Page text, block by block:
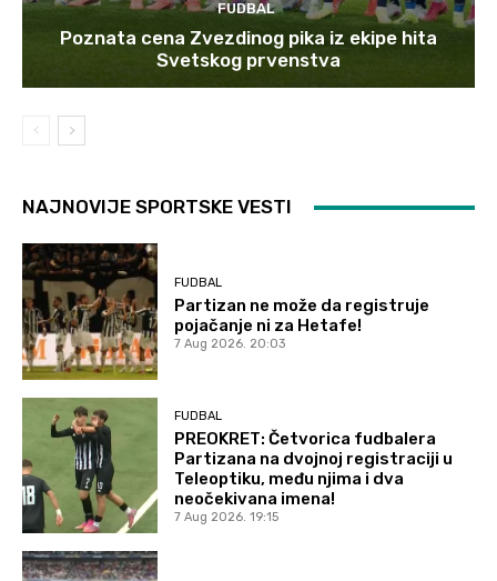
FUDBAL
Poznata cena Zvezdinog pika iz ekipe hita
Svetskog prvenstva
NAJNOVIJE SPORTSKE VESTI
FUDBAL
Partizan ne može da registruje
pojačanje ni za Hetafe!
7 Aug 2026. 20:03
FUDBAL
PREOKRET: Četvorica fudbalera
Partizana na dvojnoj registraciji u
Teleoptiku, među njima i dva
neočekivana imena!
7 Aug 2026. 19:15